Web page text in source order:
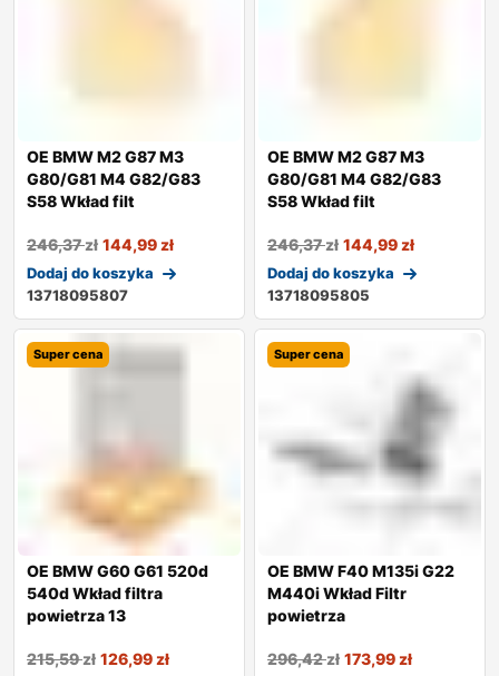
OE BMW M2 G87 M3
G80/G81 M4 G82/G83
S58 Wkład filt
246,37zł 144,99zł
Dodaj do koszyka
13718095807
OE BMW M2 G87 M3
G80/G81 M4 G82/G83
S58 Wkład filt
246,37zł 144,99zł
Dodaj do koszyka
13718095805
Super cena
OE BMW G60 G61 520d
540d Wkład filtra
powietrza 13
215,59zł 126,99zł
Super cena
OE BMW F40 M135i G22
M440i Wkład Filtr
powietrza
296,42zł 173,99zł